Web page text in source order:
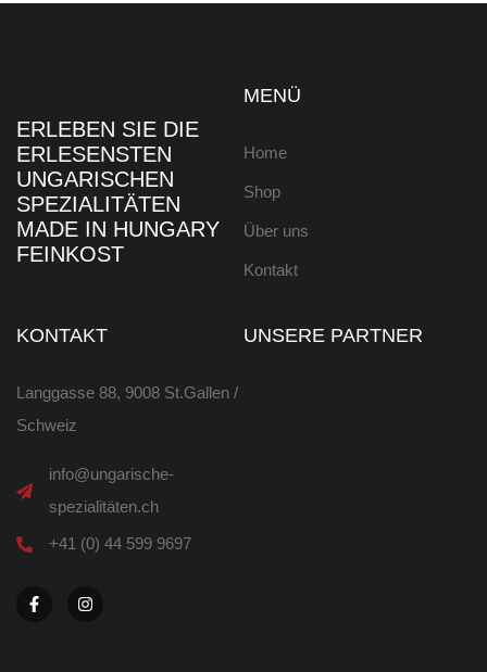
ERLEBEN SIE DIE
ERLESENSTEN
UNGARISCHEN
SPEZIALITÄTEN
MADE IN HUNGARY
FEINKOST
MENÜ
Home
Shop
Über uns
Kontakt
KONTAKT
Langgasse 88, 9008 St.Gallen /
Schweiz
info@ungarische-
spezialitäten.ch
+41 (0) 44 599 9697
F
a
I
n
UNSERE PARTNER